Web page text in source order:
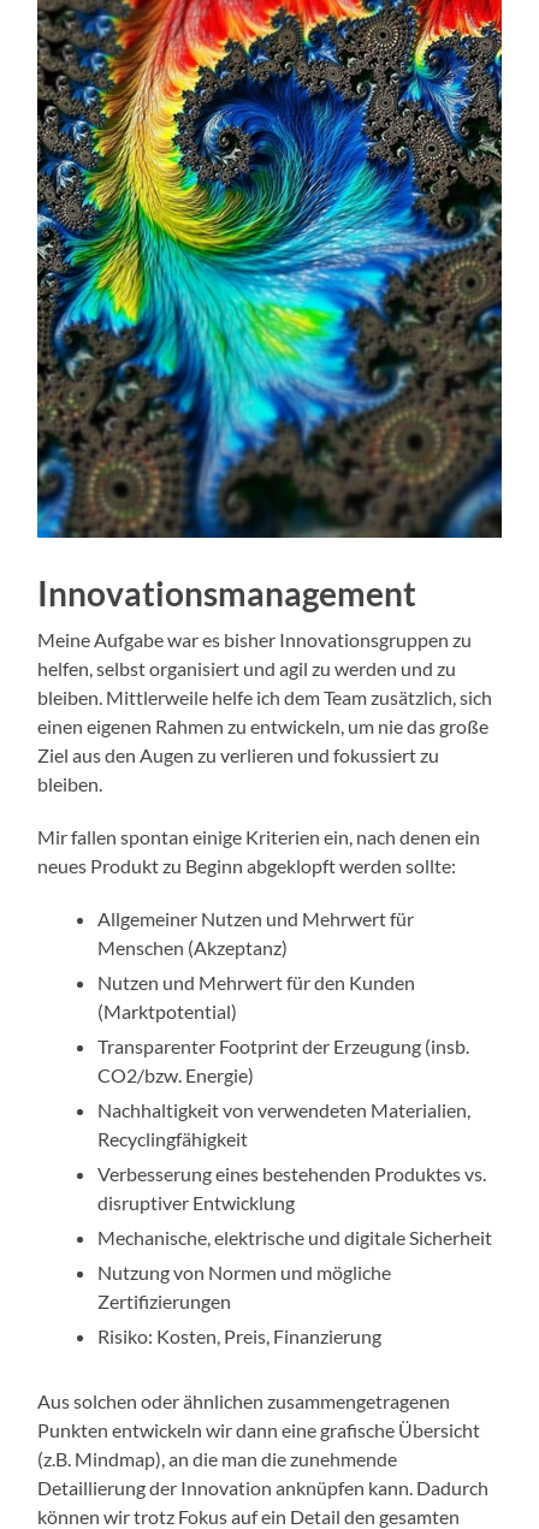
Innovationsmanagement
Meine Aufgabe war es bisher Innovationsgruppen zu
helfen, selbst organisiert und agil zu werden und zu
bleiben. Mittlerweile helfe ich dem Team zusätzlich, sich
einen eigenen Rahmen zu entwickeln, um nie das große
Ziel aus den Augen zu verlieren und fokussiert zu
bleiben.
Mir fallen spontan einige Kriterien ein, nach denen ein
neues Produkt zu Beginn abgeklopft werden sollte:
Allgemeiner Nutzen und Mehrwert für
Menschen (Akzeptanz)
Nutzen und Mehrwert für den Kunden
(Marktpotential)
Transparenter Footprint der Erzeugung (insb.
CO2/bzw. Energie)
Nachhaltigkeit von verwendeten Materialien,
Recyclingfähigkeit
Verbesserung eines bestehenden Produktes vs.
disruptiver Entwicklung
Mechanische, elektrische und digitale Sicherheit
Nutzung von Normen und mögliche
Zertifizierungen
Risiko: Kosten, Preis, Finanzierung
Aus solchen oder ähnlichen zusammengetragenen
Punkten entwickeln wir dann eine grafische Übersicht
(z.B. Mindmap), an die man die zunehmende
Detaillierung der Innovation anknüpfen kann. Dadurch
können wir trotz Fokus auf ein Detail den gesamten